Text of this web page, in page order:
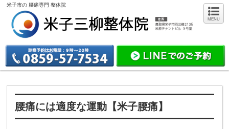
米子市の 腰痛専門 整体院
MENU
腰痛には適度な運動【米子腰痛】